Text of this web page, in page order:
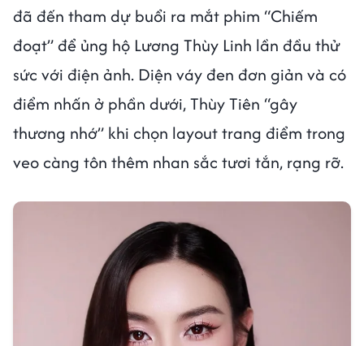
đã đến tham dự buổi ra mắt phim “Chiếm
đoạt” để ủng hộ Lương Thùy Linh lần đầu thử
sức với điện ảnh. Diện váy đen đơn giản và có
điểm nhấn ở phần dưới, Thùy Tiên “gây
thương nhớ” khi chọn layout trang điểm trong
veo càng tôn thêm nhan sắc tươi tắn, rạng rỡ.